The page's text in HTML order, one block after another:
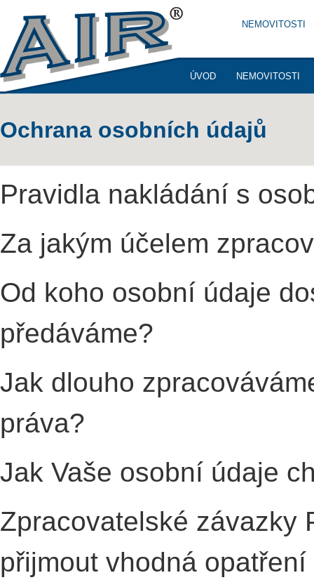
NEMOVITOSTI
ÚVOD NEMOVITOSTI
Ochrana osobních údajů
Pravidla nakládání s
Za jakým účelem
Od koho osobní údaje
předáváme?
Jak dlouho
práva?
Jak Vaše osobní údaje
Zpracovatelské závazky
přijmout vhodná